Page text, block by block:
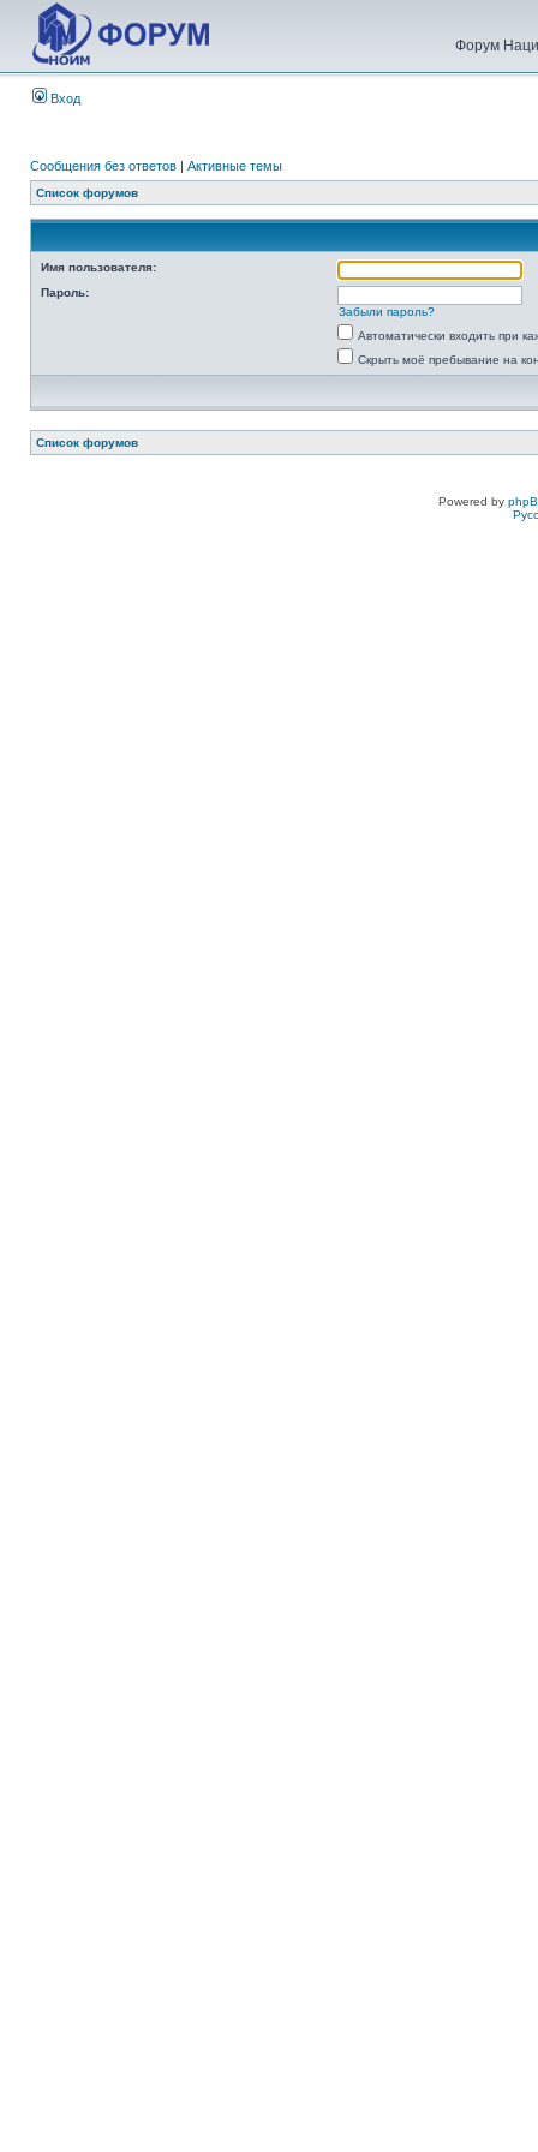
Форум
Вход
Сообщения без ответов | Активные темы
Список форумов
Имя пользователя:
Пароль:
Забыли пароль?
Автоматически входить при
Скрыть моё пребывание на
Список форумов
Powered by